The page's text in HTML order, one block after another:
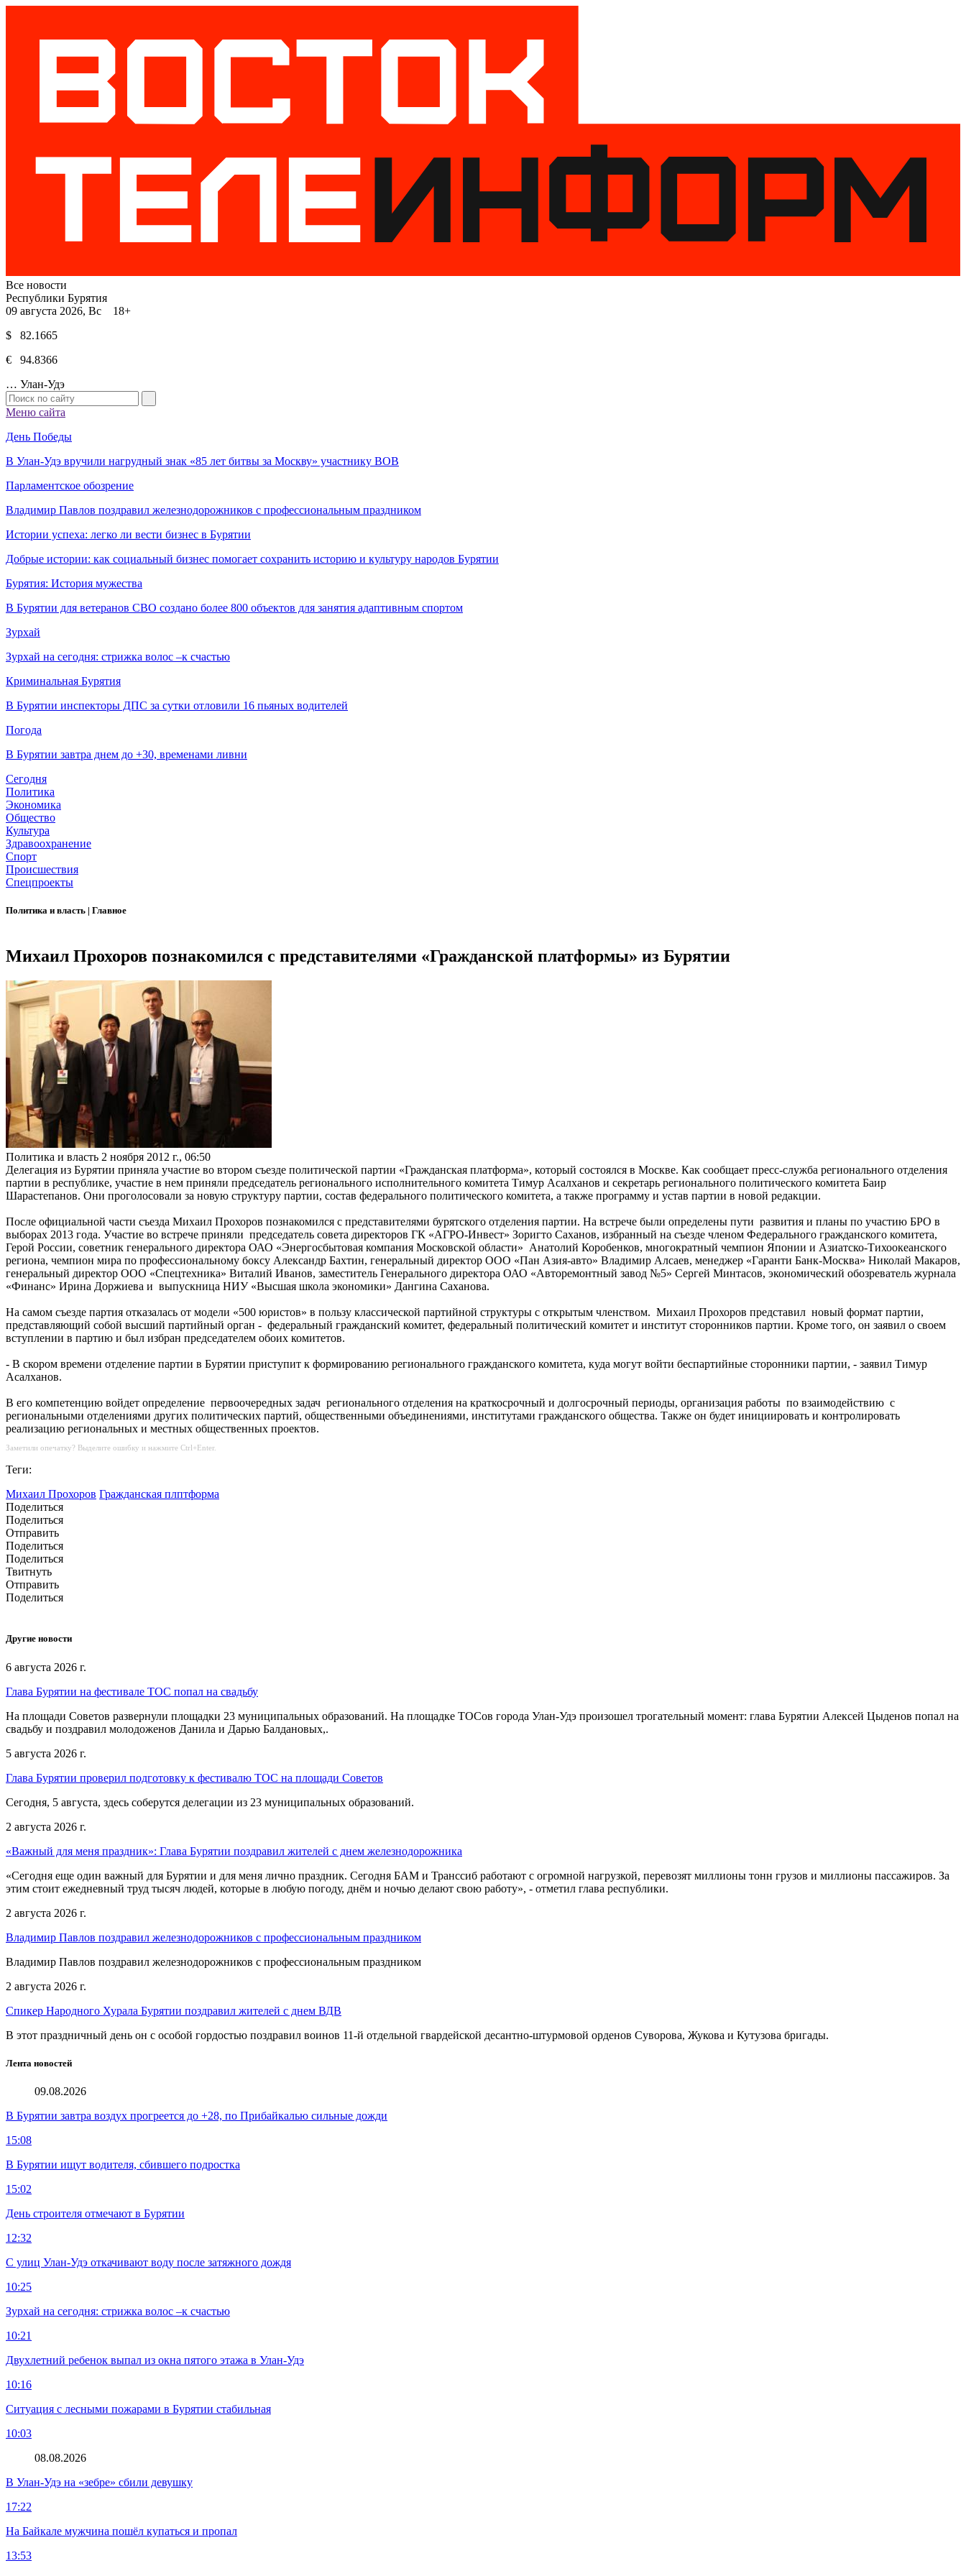
Все новости
Республики Бурятия
09 августа 2026, Вс 18+
$ 82.1665
€ 94.8366
… Улан-Удэ
Меню сайта
День Победы
В Улан-Удэ вручили нагрудный знак «85 лет битвы за Москву» участнику ВОВ
Парламентское обозрение
Владимир Павлов поздравил железнодорожников с профессиональным праздником
Истории успеха: легко ли вести бизнес в Бурятии
Добрые истории: как социальный бизнес помогает сохранить историю и культуру народов Бурятии
Бурятия: История мужества
В Бурятии для ветеранов СВО создано более 800 объектов для занятия адаптивным спортом
Зурхай
Зурхай на сегодня: стрижка волос –к счастью
Криминальная Бурятия
В Бурятии инспекторы ДПС за сутки отловили 16 пьяных водителей
Погода
В Бурятии завтра днем до +30, временами ливни
Сегодня
Политика
Экономика
Общество
Культура
Здравоохранение
Спорт
Происшествия
Спецпроекты
Политика и власть | Главное
Михаил Прохоров познакомился с представителями «Гражданской платформы» из Бурятии
Политика и власть 2 ноября 2012 г., 06:50
Делегация из Бурятии приняла участие во втором съезде политической партии «Гражданская платформа», который состоялся в Москве. Как сообщает пресс-служба регионального отделения
партии в республике, участие в нем приняли председатель регионального исполнительного комитета Тимур Асалханов и секретарь регионального политического комитета Баир
Шарастепанов. Они проголосовали за новую структуру партии, состав федерального политического комитета, а также программу и устав партии в новой редакции.
После официальной части съезда Михаил Прохоров познакомился с представителями бурятского отделения партии. На встрече были определены пути развития и планы по участию БРО в
выборах 2013 года. Участие во встрече приняли председатель совета директоров ГК «АГРО-Инвест» Зоригто Саханов, избранный на съезде членом Федерального гражданского комитета,
Герой России, советник генерального директора ОАО «Энергосбытовая компания Московской области» Анатолий Коробенков, многократный чемпион Японии и Азиатско-Тихоокеанского
региона, чемпион мира по профессиональному боксу Александр Бахтин, генеральный директор ООО «Пан Азия-авто» Владимир Алсаев, менеджер «Гаранти Банк-Москва» Николай Макаров,
генеральный директор ООО «Спецтехника» Виталий Иванов, заместитель Генерального директора ОАО «Авторемонтный завод №5» Сергей Минтасов, экономический обозреватель журнала
«Финанс» Ирина Доржиева и выпускница НИУ «Высшая школа экономики» Дангина Саханова.
На самом съезде партия отказалась от модели «500 юристов» в пользу классической партийной структуры с открытым членством. Михаил Прохоров представил новый формат партии,
представляющий собой высший партийный орган - федеральный гражданский комитет, федеральный политический комитет и институт сторонников партии. Кроме того, он заявил о своем
вступлении в партию и был избран председателем обоих комитетов.
- В скором времени отделение партии в Бурятии приступит к формированию регионального гражданского комитета, куда могут войти беспартийные сторонники партии, - заявил Тимур
Асалханов.
В его компетенцию войдет определение первоочередных задач регионального отделения на краткосрочный и долгосрочный периоды, организация работы по взаимодействию с
региональными отделениями других политических партий, общественными объединениями, институтами гражданского общества. Также он будет инициировать и контролировать
реализацию региональных и местных общественных проектов.
Заметили опечатку? Выделите ошибку и нажмите Ctrl+Enter.
Теги:
Михаил Прохоров Гражданская плптформа
Поделиться
Поделиться
Отправить
Поделиться
Поделиться
Твитнуть
Отправить
Поделиться
Другие новости
6 августа 2026 г.
Глава Бурятии на фестивале ТОС попал на свадьбу
На площади Советов развернули площадки 23 муниципальных образований. На площадке ТОСов города Улан-Удэ произошел трогательный момент: глава Бурятии Алексей Цыденов попал на
свадьбу и поздравил молодоженов Данила и Дарью Балдановых,.
5 августа 2026 г.
Глава Бурятии проверил подготовку к фестивалю ТОС на площади Советов
Сегодня, 5 августа, здесь соберутся делегации из 23 муниципальных образований.
2 августа 2026 г.
«Важный для меня праздник»: Глава Бурятии поздравил жителей с днем железнодорожника
«Сегодня еще один важный для Бурятии и для меня лично праздник. Сегодня БАМ и Транссиб работают с огромной нагрузкой, перевозят миллионы тонн грузов и миллионы пассажиров. За
этим стоит ежедневный труд тысяч людей, которые в любую погоду, днём и ночью делают свою работу», - отметил глава республики.
2 августа 2026 г.
Владимир Павлов поздравил железнодорожников с профессиональным праздником
Владимир Павлов поздравил железнодорожников с профессиональным праздником
2 августа 2026 г.
Спикер Народного Хурала Бурятии поздравил жителей с днем ВДВ
В этот праздничный день он с особой гордостью поздравил воинов 11-й отдельной гвардейской десантно-штурмовой орденов Суворова, Жукова и Кутузова бригады.
Лента новостей
09.08.2026
В Бурятии завтра воздух прогреется до +28, по Прибайкалью сильные дожди
15:08
В Бурятии ищут водителя, сбившего подростка
15:02
День строителя отмечают в Бурятии
12:32
С улиц Улан-Удэ откачивают воду после затяжного дождя
10:25
Зурхай на сегодня: стрижка волос –к счастью
10:21
Двухлетний ребенок выпал из окна пятого этажа в Улан-Удэ
10:16
Ситуация с лесными пожарами в Бурятии стабильная
10:03
08.08.2026
В Улан-Удэ на «зебре» сбили девушку
17:22
На Байкале мужчина пошёл купаться и пропал
13:53